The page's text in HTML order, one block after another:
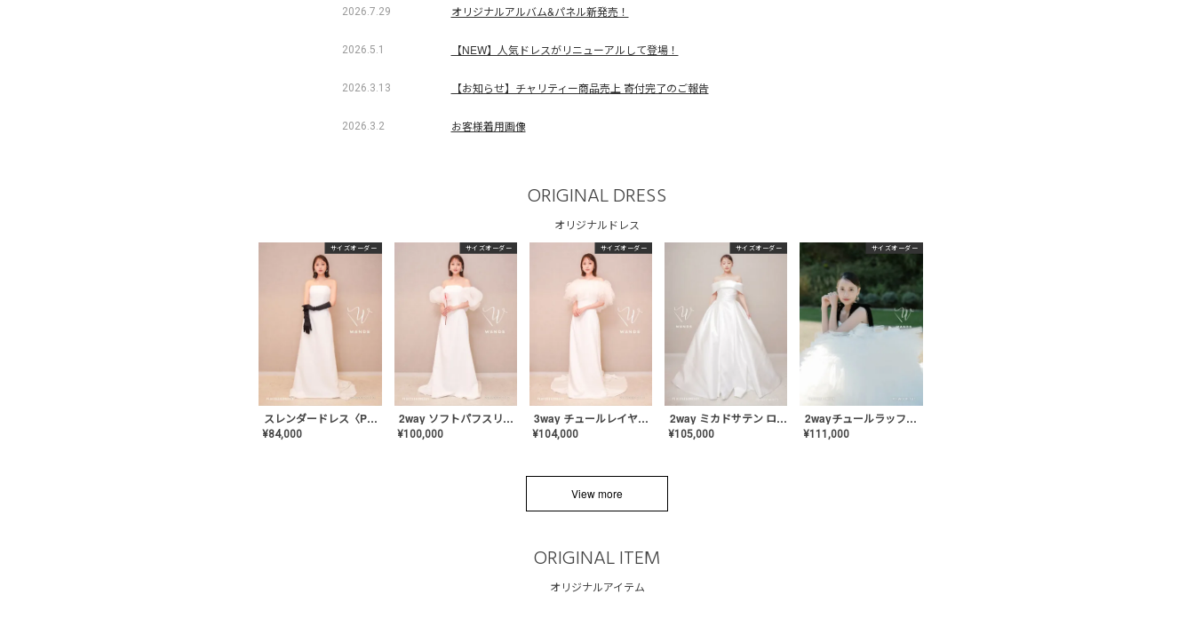
2026.7.29 オリジナルアルバム&パネル新発売！
2026.5.1 【NEW】人気ドレスがリニューアルして登場！
2026.3.13 【お知らせ】チャリティー商品売上 寄付完了のご報告
2026.3.2 お客様着用画像
ORIGINAL DRESS
オリジナルドレス
サイズオーダー
スレンダードレス〈PD-WDOR-2110〉
¥84,000
サイズオーダー
2way ソフトパフスリーブ スレンダードレス〈PD-WDOR-2112〉
¥100,000
サイズオーダー
3way チュールレイヤーオフショルダー スレンダードレス〈PD-WDOR-2111〉
¥104,000
サイズオーダー
2way ミカドサテン ロールカラードレス〈PD-WDOR-511〉
¥105,000
サイズオーダー
2wayチュールラッフルドレス〈PD-WDOR-341〉
¥111,000
View more
ORIGINAL ITEM
オリジナルアイテム